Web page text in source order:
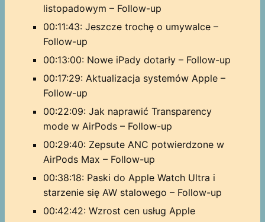
listopadowym – Follow-up
00:11:43: Jeszcze trochę o umywalce –
Follow-up
00:13:00: Nowe iPady dotarły – Follow-up
00:17:29: Aktualizacja systemów Apple –
Follow-up
00:22:09: Jak naprawić Transparency
mode w AirPods – Follow-up
00:29:40: Zepsute ANC potwierdzone w
AirPods Max – Follow-up
00:38:18: Paski do Apple Watch Ultra i
starzenie się AW stalowego – Follow-up
00:42:42: Wzrost cen usług Apple